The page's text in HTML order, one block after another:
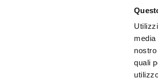
quali
Universal Music Italia,